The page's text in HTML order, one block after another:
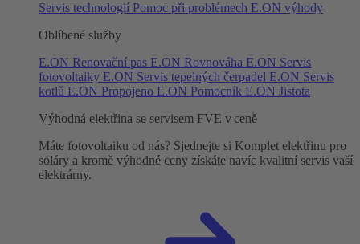
Servis technologií Pomoc při problémech E.ON výhody
Oblíbené služby
E.ON Renovační pas E.ON Rovnováha E.ON Servis
fotovoltaiky E.ON Servis tepelných čerpadel E.ON Servis
kotlů E.ON Propojeno E.ON Pomocník E.ON Jistota
Výhodná elektřina se servisem FVE v ceně
Máte fotovoltaiku od nás? Sjednejte si Komplet elektřinu pro
soláry a kromě výhodné ceny získáte navíc kvalitní servis vaší
elektrárny.